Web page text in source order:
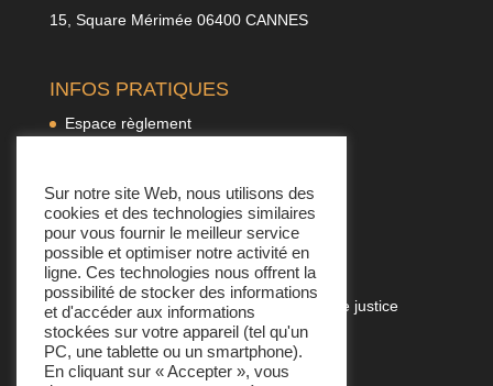
15, Square Mérimée 06400 CANNES
INFOS PRATIQUES
Espace règlement
Politique de confidentialité
LIENS UTILES
Chambre nationale des commissaires de justice
Vos démarches administratives
Prise de RDV
Sur notre site Web, nous utilisons des
cookies et des technologies similaires
pour vous fournir le meilleur service
possible et optimiser notre activité en
ligne. Ces technologies nous offrent la
possibilité de stocker des informations
et d'accéder aux informations
stockées sur votre appareil (tel qu'un
PC, une tablette ou un smartphone).
En cliquant sur « Accepter », vous